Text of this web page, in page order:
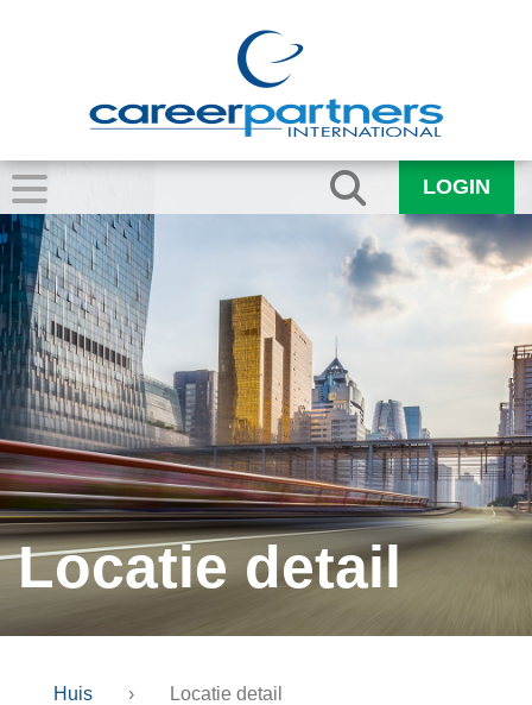
LOGIN
Locatie detail
Huis › Locatie detail